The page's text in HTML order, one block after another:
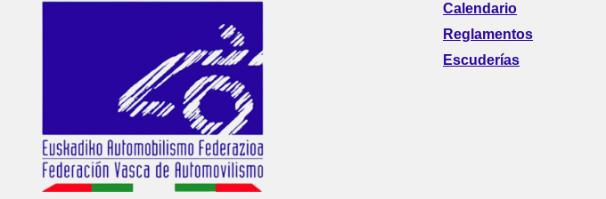
Calendario
Reglamentos
Escuderías